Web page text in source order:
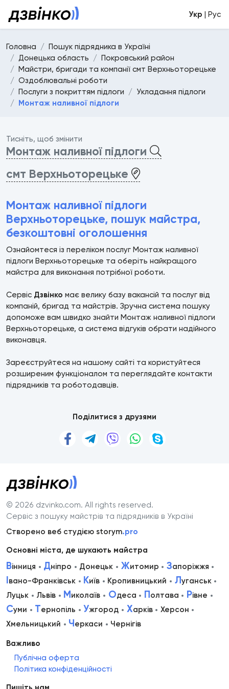
Укр | Рус
Головна
Пошук підрядника в Україні
Донецька область
Покровський район
Майстри, бригади та компанії смт Верхньоторецьке
Оздоблювальні роботи
Послуги з покриттям підлоги
Укладання підлоги
Монтаж наливної підлоги
Тисніть, щоб змінити
Монтаж наливної підлоги
смт Верхньоторецьке
Монтаж наливної підлоги
Верхньоторецьке, пошук майстра,
безкоштовні оголошення
Ознайомтеся із переліком послуг Монтаж наливної
підлоги Верхньоторецьке та оберіть найкращого
майстра для виконання потрібної роботи.
Сервіс Дзвінко має велику базу вакансій та послуг від
компаній, бригад та майстрів. Зручна система пошуку
допоможе вам швидко знайти Монтаж наливної підлоги
Верхньоторецьке, а система відгуків обрати надійного
виконавця.
Зареєструйтеся на нашому сайті та користуйтеся
розширеним функціоналом та переглядайте контакти
підрядників та роботодавців.
Поділитися з друзями
© 2026 dzvinko.com. All rights reserved.
Сервіс з пошуку майстрів та підрядників в Україні
Створено веб студією storym.pro
Основні міста, де шукають майстра
Вінниця Дніпро Донецьк Житомир Запоріжжя
Івано-Франківськ Київ Кропивницький Луганськ
Луцьк
Львів Миколаїв Одеса Полтава Рівне
Суми Тернопіль Ужгород Харків
Херсон
Хмельницький
Черкаси Чернігів
Важливо
Публічна оферта
Політика конфіденційності